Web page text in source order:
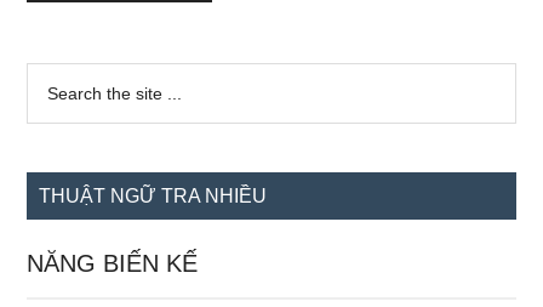
Sidebar
chính
...
THUẬT NGỮ TRA NHIỀU
NĂNG BIẾN KẾ